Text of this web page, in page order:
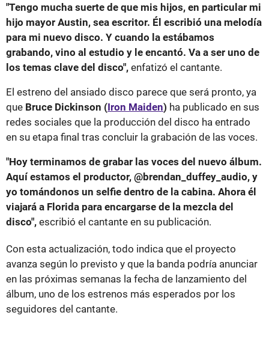
"Tengo mucha suerte de que mis hijos, en particular mi
hijo mayor Austin, sea escritor. Él escribió una melodía
para mi nuevo disco. Y cuando la estábamos
grabando, vino al estudio y le encantó. Va a ser uno de
los temas clave del disco", enfatizó el cantante.
El estreno del ansiado disco parece que será pronto, ya
que Bruce Dickinson (Iron Maiden) ha publicado en sus
redes sociales que la producción del disco ha entrado
en su etapa final tras concluir la grabación de las voces.
"Hoy terminamos de grabar las voces del nuevo álbum.
Aquí estamos el productor, @brendan_duffey_audio, y
yo tomándonos un selfie dentro de la cabina. Ahora él
viajará a Florida para encargarse de la mezcla del
disco", escribió el cantante en su publicación.
Con esta actualización, todo indica que el proyecto
avanza según lo previsto y que la banda podría anunciar
en las próximas semanas la fecha de lanzamiento del
álbum, uno de los estrenos más esperados por los
seguidores del cantante.